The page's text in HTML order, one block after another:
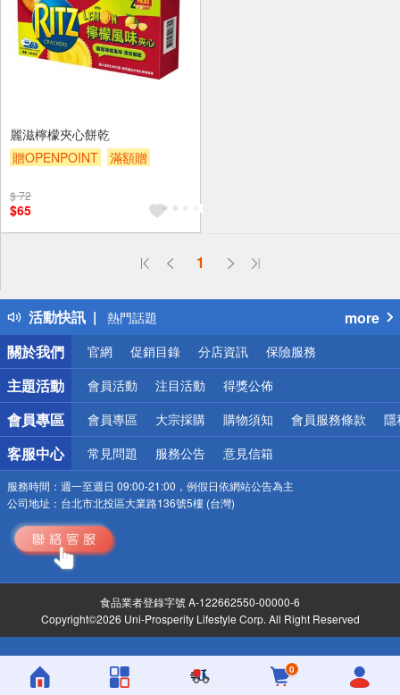
麗滋檸檬夾心餅乾
贈OPENPOINT
滿額贈
$ 72
$65
1
活動快訊
偏遠地區配送
得獎公告
熱門話題
銀行優惠
偏遠地區配送
詐騙網頁！請小心！
more
關於我們
官網 促銷目錄 分店資訊 保險服務
主題活動 會員活動 注目活動 得獎公佈
會員專區 會員專區 大宗採購 購物須知 會員服務條款 隱
客服中心 常見問題 服務公告 意見信箱
服務時間： 週一至週日 09:00-21:00，例假日依網站公告為主
公司地址： 台北市北投區大業路136號5樓 (台灣)
食品業者登錄字號 A-122662550-00000-6
Copyright©2026 Uni-Prosperity Lifestyle Corp. All Right Reserved
0